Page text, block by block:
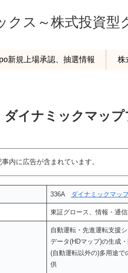
クス～株式投資型
新規上場承認、抽選情報 株
イナミックマップ
事内に広告が含まれています。
336A ダイナミックマッ
東証グロース、情報・通
自動運転・先進運転支援
データ(HDマップ)の生成
(自動運転以外の)多用途で
供